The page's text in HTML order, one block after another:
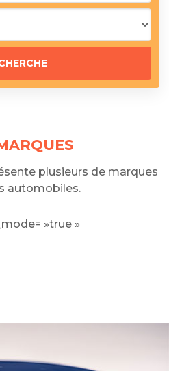
plusieurs de marques
automobiles.
»true »